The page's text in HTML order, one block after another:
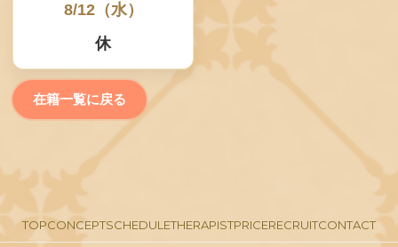
-
-
8/12（水）
休
在籍一覧に戻る
TOPCONCEPTSCHEDULETHERAPISTPRICERECRUITCONTACT